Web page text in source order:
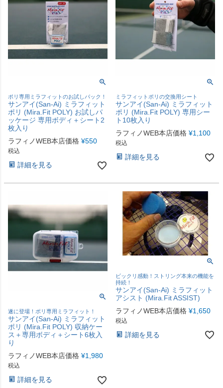
ポリ専用ミラフィットのお試しパック！
サンアイ(San-Ai) ミラフィット
ポリ (Mira.Fit POLY) お試しパ
ッケージ 専用ボディ＋シート2
枚入り
ラフィノWEB本店価格 ¥550
税込
詳細を見る
ミラフィットポリの交換用シート
サンアイ(San-Ai) ミラフィット
ポリ (Mira.Fit POLY) 専用シー
ト10枚入り
ラフィノWEB本店価格 ¥1,100
税込
詳細を見る
遂に登場！ポリ専用ミラフィット！
サンアイ(San-Ai) ミラフィット
ポリ (Mira.Fit POLY) 収納ケー
ス＋専用ボディ＋シート6枚入
り
ラフィノWEB本店価格 ¥1,980
税込
詳細を見る
ビックリ感動！ストリング本来の機能を
持続！
サンアイ(San-Ai) ミラフィット
アシスト (Mira.Fit ASSIST)
ラフィノWEB本店価格 ¥1,650
税込
詳細を見る